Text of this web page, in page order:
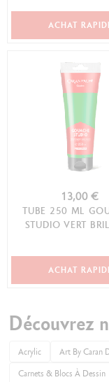
ACHAT
13,00 €
TUBE 250 ML
STUDIO VERT
ACHAT
Découvrez
Acrylic Art By Caran
Carnets & Blocs À Dessin